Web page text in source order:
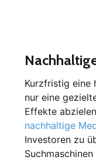
Kurzfristig eine
nur eine
Effekte
nachhaltige
Investoren zu